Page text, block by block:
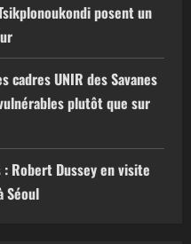
posent un
cadres UNIR des Savanes
plutôt que sur
Robert Dussey en visite
Séoul